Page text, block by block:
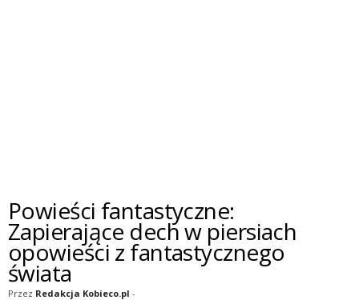
Powieści fantastyczne:
Zapierające dech w piersiach
opowieści z fantastycznego
świata
Przez Redakcja Kobieco.pl -